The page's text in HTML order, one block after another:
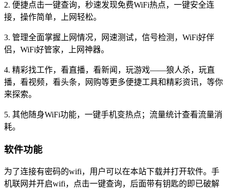
2. 便捷点击一键查询，秒速发现免费WiFi热点，一键安全连
接，操作简单，上网轻松。
3. 管理全面掌握上网情况，网速测试，信号检测，WiFi好伴
侣，WiFi好管家，上网神器。
4. 精彩找工作，看直播，看新闻，玩游戏——狼人杀，玩直
播，看视频，看头条，网购等更多便捷工具和精彩资讯，等你
来探索。
5. 其他随身WiFi功能，一键手机变热点；流量统计查看流量消
耗。
软件功能
为了连接有密码的wifi，用户可以在本站下载并打开软件。手
机联网并开启wifi，点击一键查询，后面带有钥匙的即已破解